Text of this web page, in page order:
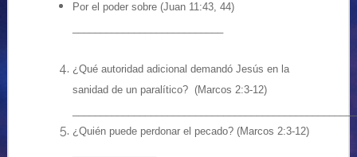
Por el poder sobre (Juan 11:43, 44)
¿Qué autoridad adicional demandó Jesús en la
sanidad de un paralítico? (Marcos 2:3-12)
¿Quién puede perdonar el pecado? (Marcos 2:3-12)